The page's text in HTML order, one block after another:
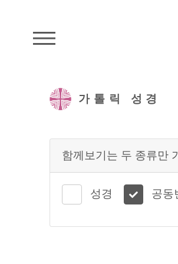
가톨릭 성경
함께보기는 두 종류만
성경 공동